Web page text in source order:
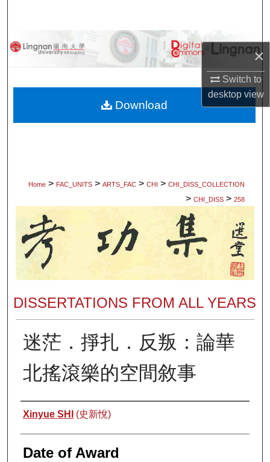
×
Switch to
desktopview
Browse Collections
About
Home > FAC_UNITS > ARTS_FAC > CHI > CHI_DISS_COLLECTION
> CHI_DISS > 258
DISSERTATIONS FROM ALL YEARS
迷茫．掙扎．反叛：論華
北搖滾樂的空間敘事
Author
Xinyue SHI (史新悅)
Date of Award
Download